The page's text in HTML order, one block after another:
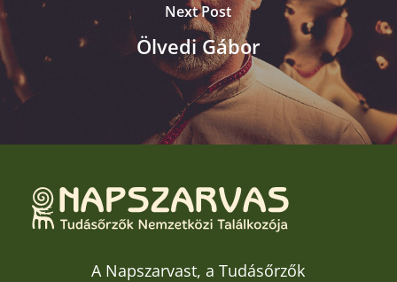
Next Post
Ölvedi Gábor
A Napszarvast, a Tudásőrzők